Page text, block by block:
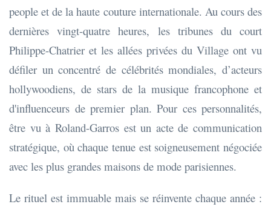
people et de la haute couture internationale. Au cours des
dernières vingt-quatre heures, les tribunes du court
Philippe-Chatrier et les allées privées du Village ont vu
défiler un concentré de célébrités mondiales, d’acteurs
hollywoodiens, de stars de la musique francophone et
d'influenceurs de premier plan. Pour ces personnalités,
être vu à Roland-Garros est un acte de communication
stratégique, où chaque tenue est soigneusement négociée
avec les plus grandes maisons de mode parisiennes.
Le rituel est immuable mais se réinvente chaque année :